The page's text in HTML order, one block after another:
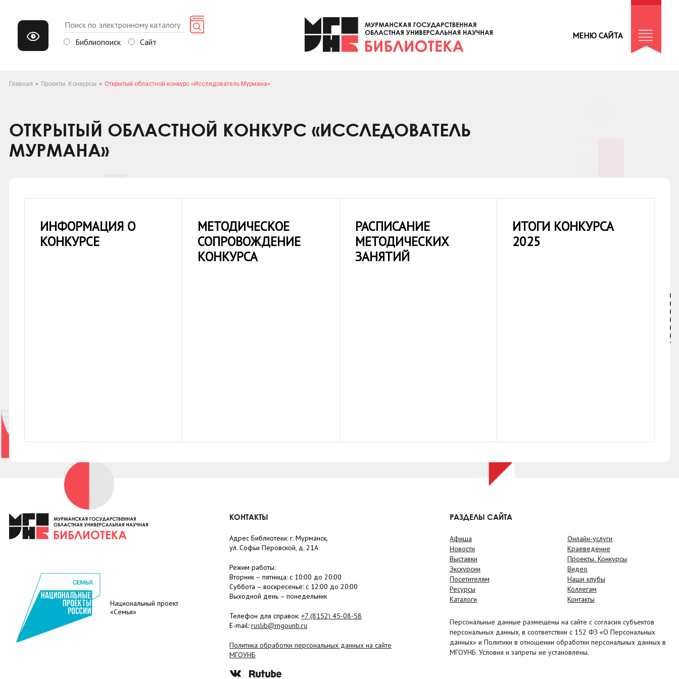
Библиопоиск Сайт
МЕНЮ САЙТА
Главная Проекты. Конкурсы Открытый областной конкурс «Исследователь Мурмана»
ОТКРЫТЫЙ ОБЛАСТНОЙ КОНКУРС «ИССЛЕДОВАТЕЛЬ
МУРМАНА»
ИНФОРМАЦИЯ О
КОНКУРСЕ
МЕТОДИЧЕСКОЕ
СОПРОВОЖДЕНИЕ
КОНКУРСА
РАСПИСАНИЕ
МЕТОДИЧЕСКИХ
ЗАНЯТИЙ
ИТОГИ КОНКУРСА
2025
Национальный проект
«Семья»
КОНТАКТЫ
Адрес Библиотеки: г. Мурманск,
ул. Софьи Перовской, д. 21А
Режим работы:
Вторник – пятница: с 10:00 до 20:00
Суббота – воскресенье: c 12:00 до 20:00
Выходной день – понедельник
Телефон для справок: +7 (8152) 45-08-58
E-mail: ruslib@mgounb.ru
Политика обработки персональных данных на сайте
МГОУНБ
РАЗДЕЛЫ САЙТА
Афиша
Новости
Выставки
Экскурсии
Посетителям
Ресурсы
Каталоги
Онлайн-услуги
Краеведение
Проекты. Конкурсы
Видео
Наши клубы
Коллегам
Контакты
Персональные данные размещены на сайте с согласия субъектов
персональных данных, в соответствии с 152 ФЗ «О Персональных
данных» и Политики в отношении обработки персональных данных в
МГОУНБ. Условия и запреты не установлены.